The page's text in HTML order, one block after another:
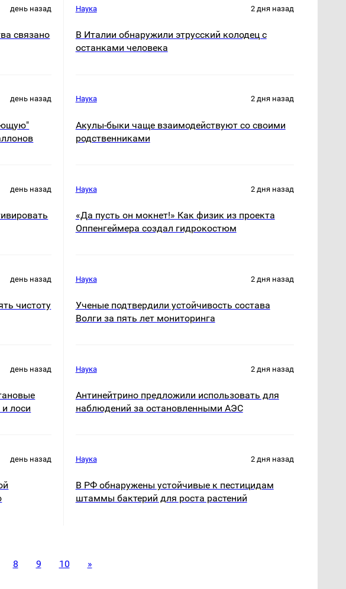
день назад
связано
день назад
день назад
день назад
чистоту
день назад
лоси
день назад
Наука 2 дня назад
В Италии обнаружили этрусский колодец с
останками человека
Наука 2 дня назад
Акулы-быки чаще взаимодействуют со своими
родственниками
Наука 2 дня назад
«Да пусть он мокнет!» Как физик из проекта
Оппенгеймера создал гидрокостюм
Наука 2 дня назад
Ученые подтвердили устойчивость состава
Волги за пять лет мониторинга
Наука 2 дня назад
Антинейтрино предложили использовать для
наблюдений за остановленными АЭС
Наука 2 дня назад
В РФ обнаружены устойчивые к пестицидам
штаммы бактерий для роста растений
8 9 10 »